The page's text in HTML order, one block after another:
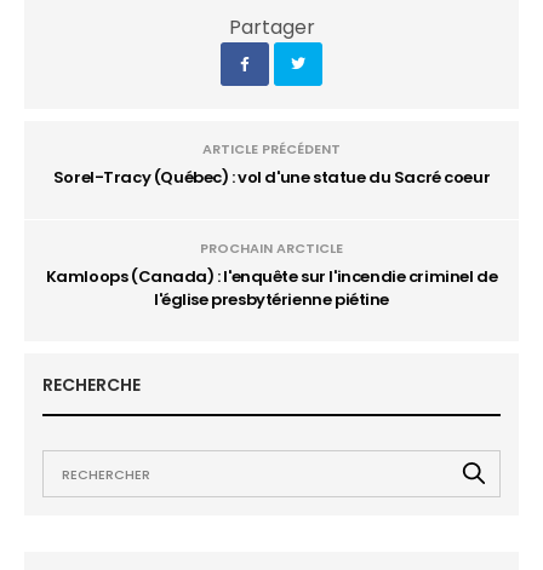
Partager
ARTICLE PRÉCÉDENT
Sorel-Tracy (Québec) : vol d'une statue du Sacré coeur
PROCHAIN ARCTICLE
Kamloops (Canada) : l'enquête sur l'incendie criminel de
l'église presbytérienne piétine
RECHERCHE